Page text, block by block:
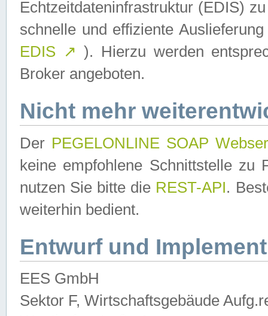
Echtzeitdateninfrastruktur (EDIS)
schnelle und effiziente
EDIS ↗ ). Hierzu werden
Broker angeboten.
Nicht mehr
Der PEGELONLINE SOAP
keine empfohlene Schnittstelle zu
nutzen Sie bitte die REST-API.
weiterhin bedient.
Entwurf und
EES GmbH
Sektor F, Wirtschaftsgebäude